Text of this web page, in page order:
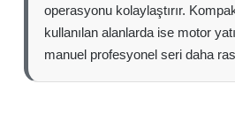
operasyonu kolaylaştırır.
kullanılan alanlarda ise motor
manuel profesyonel seri daha